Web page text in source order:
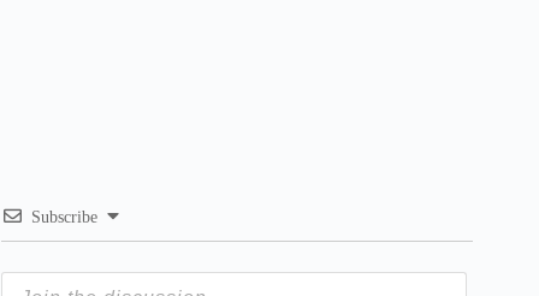
Subscribe